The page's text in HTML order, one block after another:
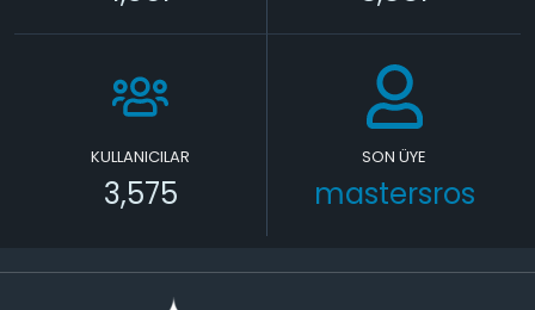
KULLANICILAR
3,575
SON ÜYE
mastersros